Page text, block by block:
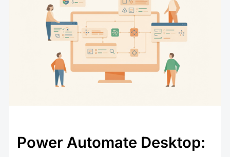
Power Automate Desktop: